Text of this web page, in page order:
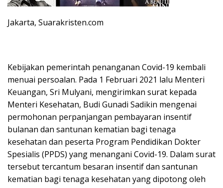
Jakarta, Suarakristen.com
Kebijakan pemerintah penanganan Covid-19 kembali
menuai persoalan. Pada 1 Februari 2021 lalu Menteri
Keuangan, Sri Mulyani, mengirimkan surat kepada
Menteri Kesehatan, Budi Gunadi Sadikin mengenai
permohonan perpanjangan pembayaran insentif
bulanan dan santunan kematian bagi tenaga
kesehatan dan peserta Program Pendidikan Dokter
Spesialis (PPDS) yang menangani Covid-19. Dalam surat
tersebut tercantum besaran insentif dan santunan
kematian bagi tenaga kesehatan yang dipotong oleh